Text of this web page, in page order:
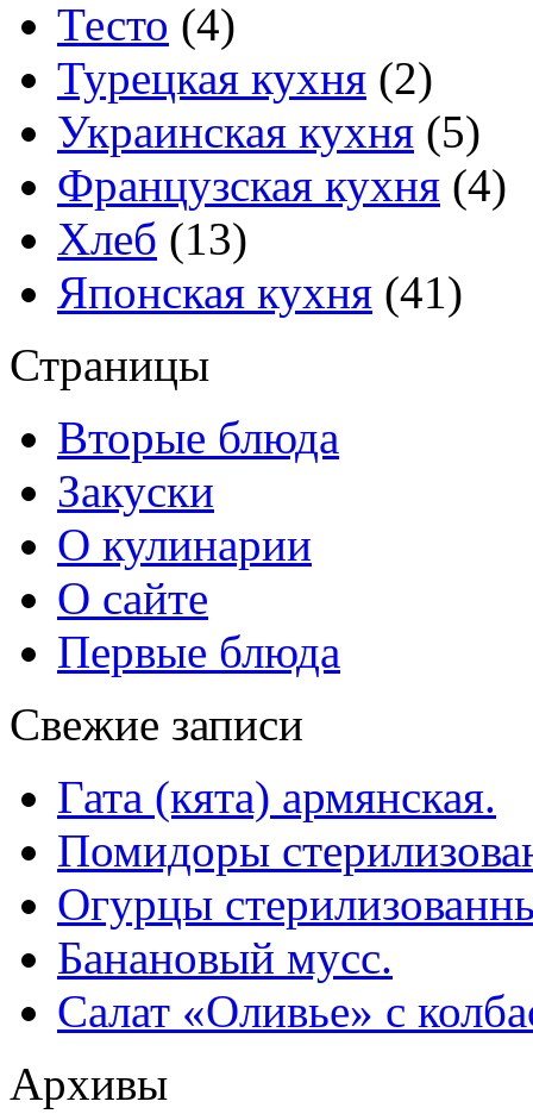
Тесто (4)
Турецкая кухня (2)
Украинская кухня (5)
Французская кухня (4)
Хлеб (13)
Японская кухня (41)
Страницы
Вторые блюда
Закуски
О кулинарии
О сайте
Первые блюда
Свежие записи
Гата (кята) армянская.
Помидоры
Огурцы
Банановый мусс.
Салат «Оливье» с
Архивы